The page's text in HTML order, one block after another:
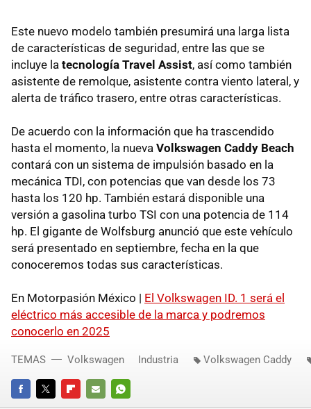
Este nuevo modelo también presumirá una larga lista
de características de seguridad, entre las que se
incluye la tecnología Travel Assist, así como también
asistente de remolque, asistente contra viento lateral, y
alerta de tráfico trasero, entre otras características.
De acuerdo con la información que ha trascendido
hasta el momento, la nueva Volkswagen Caddy Beach
contará con un sistema de impulsión basado en la
mecánica TDI, con potencias que van desde los 73
hasta los 120 hp. También estará disponible una
versión a gasolina turbo TSI con una potencia de 114
hp. El gigante de Wolfsburg anunció que este vehículo
será presentado en septiembre, fecha en la que
conoceremos todas sus características.
En Motorpasión México | El Volkswagen ID. 1 será el
eléctrico más accesible de la marca y podremos
conocerlo en 2025
TEMAS Volkswagen Industria Volkswagen Caddy